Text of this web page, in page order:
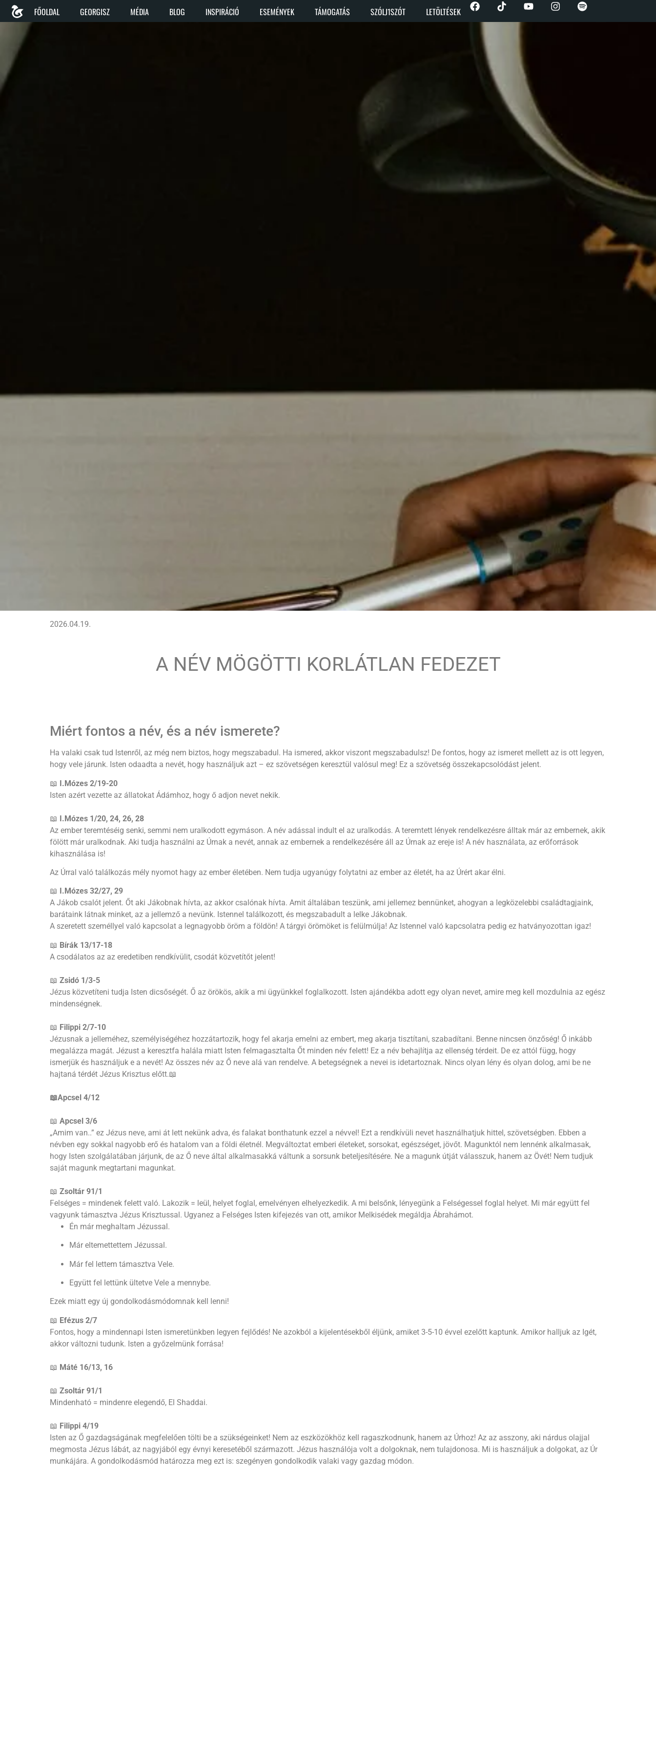
FŐOLDAL GEORGISZ MÉDIA BLOG INSPIRÁCIÓ ESEMÉNYEK TÁMOGATÁS SZÓLJ1SZÓT LETÖLTÉSEK
2026.04.19.
A NÉV MÖGÖTTI KORLÁTLAN FEDEZET
Miért fontos a név, és a név ismerete?
Ha valaki csak tud Istenről, az még nem biztos, hogy megszabadul. Ha ismered, akkor viszont megszabadulsz! De fontos, hogy az ismeret mellett az is ott legyen,
hogy vele járunk. Isten odaadta a nevét, hogy használjuk azt – ez szövetségen keresztül valósul meg! Ez a szövetség összekapcsolódást jelent.
📖 I.Mózes 2/19-20
Isten azért vezette az állatokat Ádámhoz, hogy ő adjon nevet nekik.
📖 I.Mózes 1/20, 24, 26, 28
Az ember teremtéséig senki, semmi nem uralkodott egymáson. A név adással indult el az uralkodás. A teremtett lények rendelkezésre álltak már az embernek, akik
fölött már uralkodnak. Aki tudja használni az Úrnak a nevét, annak az embernek a rendelkezésére áll az Úrnak az ereje is! A név használata, az erőforrások
kihasználása is!
Az Úrral való találkozás mély nyomot hagy az ember életében. Nem tudja ugyanúgy folytatni az ember az életét, ha az Úrért akar élni.
📖
I.Mózes 32/27, 29
A Jákob csalót jelent. Őt aki Jákobnak hívta, az akkor csalónak hívta. Amit általában teszünk, ami jellemez bennünket, ahogyan a legközelebbi családtagjaink,
barátaink látnak minket, az a jellemző a nevünk. Istennel találkozott, és megszabadult a lelke Jákobnak.
A szeretett személlyel való kapcsolat a legnagyobb öröm a földön! A tárgyi örömöket is felülmúlja! Az Istennel való kapcsolatra pedig ez hatványozottan igaz!
📖 Bírák 13/17-18
A csodálatos az az eredetiben rendkívülit, csodát közvetítőt jelent!
📖 Zsidó 1/3-5
Jézus közvetíteni tudja Isten dicsőségét. Ő az örökös, akik a mi ügyünkkel foglalkozott. Isten ajándékba adott egy olyan nevet, amire meg kell mozdulnia az egész
mindenségnek.
📖 Filippi 2/7-10
Jézusnak a jelleméhez, személyiségéhez hozzátartozik, hogy fel akarja emelni az embert, meg akarja tisztítani, szabadítani. Benne nincsen önzőség! Ő inkább
megalázza magát. Jézust a keresztfa halála miatt Isten felmagasztalta Őt minden név felett! Ez a név behajlítja az ellenség térdeit. De ez attól függ, hogy
ismerjük és használjuk e a nevét! Az összes név az Ő neve alá van rendelve. A betegségnek a nevei is idetartoznak. Nincs olyan lény és olyan dolog, ami be ne
hajtaná térdét Jézus Krisztus előtt.📖
📖Apcsel 4/12
📖 Apcsel 3/6
„Amim van..” ez Jézus neve, ami át lett nekünk adva, és falakat bonthatunk ezzel a névvel! Ezt a rendkívüli nevet használhatjuk hittel, szövetségben. Ebben a
névben egy sokkal nagyobb erő és hatalom van a földi életnél. Megváltoztat emberi életeket, sorsokat, egészséget, jövőt. Magunktól nem lennénk alkalmasak,
hogy Isten szolgálatában járjunk, de az Ő neve által alkalmasakká váltunk a sorsunk beteljesítésére. Ne a magunk útját válasszuk, hanem az Övét! Nem tudjuk
saját magunk megtartani magunkat.
📖 Zsoltár 91/1
Felséges = mindenek felett való. Lakozik = leül, helyet foglal, emelvényen elhelyezkedik. A mi belsőnk, lényegünk a Felségessel foglal helyet. Mi már együtt fel
vagyunk támasztva Jézus Krisztussal. Ugyanez a Felséges Isten kifejezés van ott, amikor Melkisédek megáldja Ábrahámot.
Én már meghaltam Jézussal.
Már eltemettettem Jézussal.
Már fel lettem támasztva Vele.
Együtt fel lettünk ültetve Vele a mennybe.
Ezek miatt egy új gondolkodásmódomnak kell lenni!
📖 Efézus 2/7
Fontos, hogy a mindennapi Isten ismeretünkben legyen fejlődés! Ne azokból a kijelentésekből éljünk, amiket 3-5-10 évvel ezelőtt kaptunk. Amikor halljuk az Igét,
akkor változni tudunk. Isten a győzelmünk forrása!
📖 Máté 16/13, 16
📖 Zsoltár 91/1
Mindenható = mindenre elegendő, El Shaddai.
📖 Filippi 4/19
Isten az Ő gazdagságának megfelelően tölti be a szükségeinket! Nem az eszközökhöz kell ragaszkodnunk, hanem az Úrhoz! Az az asszony, aki nárdus olajjal
megmosta Jézus lábát, az nagyjából egy évnyi keresetéből származott. Jézus használója volt a dolgoknak, nem tulajdonosa. Mi is használjuk a dolgokat, az Úr
munkájára. A gondolkodásmód határozza meg ezt is: szegényen gondolkodik valaki vagy gazdag módon.